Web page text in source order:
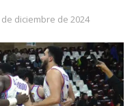
de diciembre de 2024